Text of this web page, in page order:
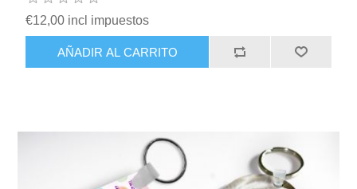
€12,00 incl impuestos
AÑADIR AL CARRITO